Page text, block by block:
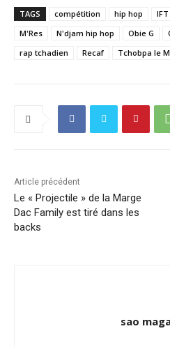
TAGS compétition hip hop IFT
M'Res
N'djam hip hop Obie G
rap tchadien
Recaf Tchobpa le
Article précédent
Le « Projectile » de la Marge
Dac Family est tiré dans les
backs
sao